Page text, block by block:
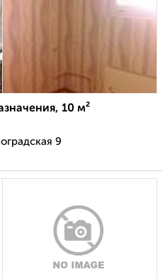
10 м²
9